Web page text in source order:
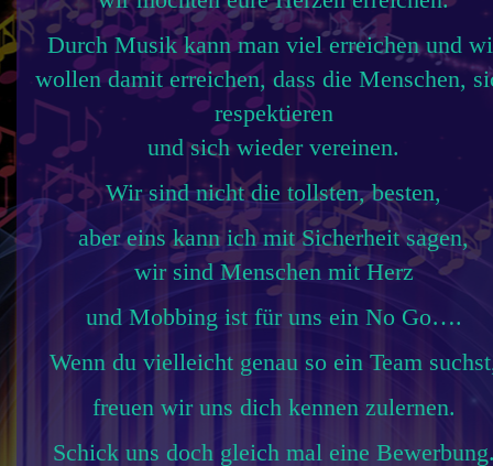
Durch Musik kann man viel erreichen und
wollen damit erreichen, dass die Menschen,
respektieren
und sich wieder vereinen.
Wir sind nicht die tollsten, besten,
aber eins kann ich mit Sicherheit sagen,
wir sind Menschen mit Herz
und Mobbing ist für uns ein No Go….
Wenn du vielleicht genau so ein Team
freuen wir uns dich kennen zulernen.
Schick uns doch gleich mal eine